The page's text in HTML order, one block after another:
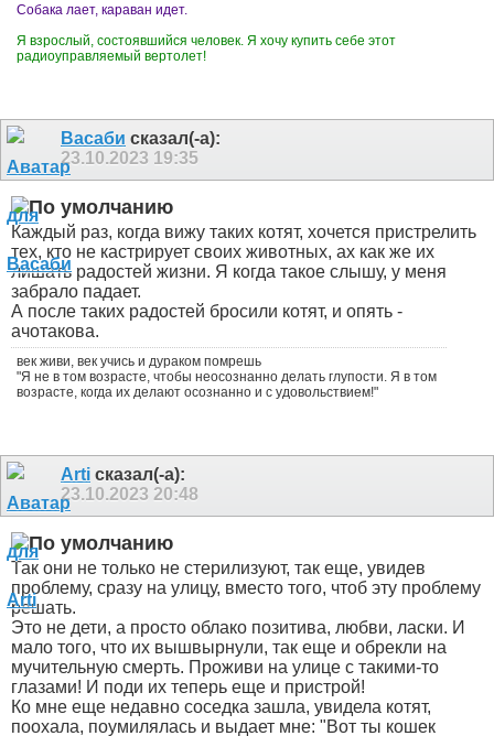
Собака лает, караван идет.
Я взрослый, состоявшийся человек. Я хочу купить себе этот
радиоуправляемый вертолет!
Васаби сказал(-а):
23.10.2023 19:35
Каждый раз, когда вижу таких котят, хочется пристрелить
тех, кто не кастрирует своих животных, ах как же их
лишать радостей жизни. Я когда такое слышу, у меня
забрало падает.
А после таких радостей бросили котят, и опять -
ачотакова.
век живи, век учись и дураком помрешь
"Я не в том возрасте, чтобы неосознанно делать глупости. Я в том
возрасте, когда их делают осознанно и с удовольствием!"
Arti сказал(-а):
23.10.2023 20:48
Так они не только не стерилизуют, так еще, увидев
проблему, сразу на улицу, вместо того, чтоб эту проблему
решать.
Это не дети, а просто облако позитива, любви, ласки. И
мало того, что их вышвырнули, так еще и обрекли на
мучительную смерть. Проживи на улице с такими-то
глазами! И поди их теперь еще и пристрой!
Ко мне еще недавно соседка зашла, увидела котят,
поохала, поумилялась и выдает мне: "Вот ты кошек